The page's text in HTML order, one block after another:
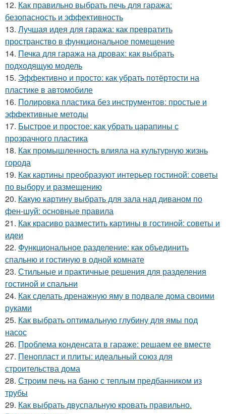
12. Как правильно выбрать печь для гаража:
безопасность и эффективность
13. Лучшая идея для гаража: как превратить
пространство в функциональное помещение
14. Печка для гаража на дровах: как выбрать
подходящую модель
15. Эффективно и просто: как убрать потёртости на
пластике в автомобиле
16. Полировка пластика без инструментов: простые и
эффективные методы
17. Быстрое и простое: как убрать царапины с
прозрачного пластика
18. Как промышленность влияла на культурную жизнь
города
19. Как картины преобразуют интерьер гостиной: советы
по выбору и размещению
20. Какую картину выбрать для зала над диваном по
фен-шуй: основные правила
21. Как красиво разместить картины в гостиной: советы и
идеи
22. Функциональное разделение: как объединить
спальню и гостиную в одной комнате
23. Стильные и практичные решения для разделения
гостиной и спальни
24. Как сделать дренажную яму в подвале дома своими
руками
25. Как выбрать оптимальную глубину для ямы под
насос
26. Проблема конденсата в гараже: решаем ее вместе
27. Пенопласт и плиты: идеальный союз для
строительства дома
28. Строим печь на баню с теплым предбанником из
трубы
29. Как выбрать двуспальную кровать правильно.